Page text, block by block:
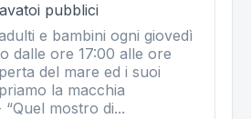
pubblici
e bambini ogni giovedì
dalle ore 17:00 alle ore
del mare ed i suoi
la macchia
mostro di...